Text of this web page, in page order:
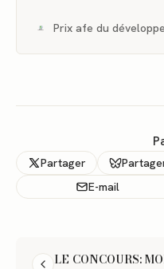
Sécurité sociale à
Elle propose 3 grandes
garantie santé (maladie
Prix afe du
Partager
E-mail
LE CONCOURS: